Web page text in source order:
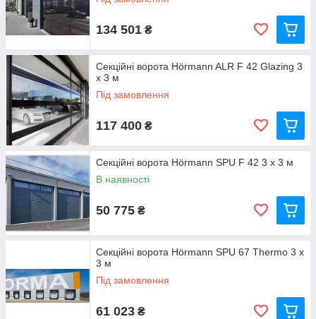
134 501 ₴
Секційні ворота Hörmann ALR F 42 Glazing 3
х 3 м
Під замовлення
117 400 ₴
Секційні ворота Hörmann SPU F 42 3 х 3 м
В наявності
50 775 ₴
Секційні ворота Hörmann SPU 67 Thermo 3 х
3 м
Під замовлення
61 023 ₴